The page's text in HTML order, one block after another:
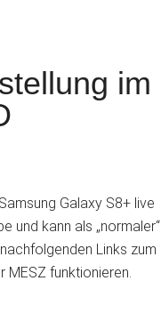
im
Galaxy S8+ live
und kann als „normaler“
Links zum
MESZ funktionieren.